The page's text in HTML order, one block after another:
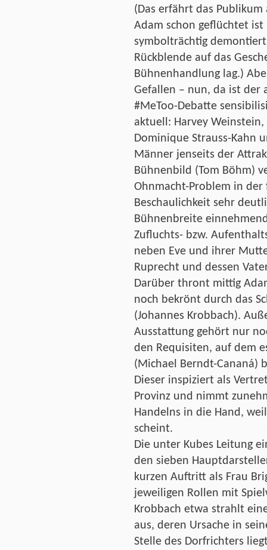
(Das erfährt das Publikum
Adam schon geflüchtet
symbolträchtig
Rückblende auf das
Bühnenhandlung lag.)
Gefallen – nun, da ist der
#MeToo-Debatte
aktuell: Harvey
Dominique Strauss-Kahn
Männer jenseits der
Bühnenbild (Tom Böhm)
Ohnmacht-Problem in
Beschaulichkeit sehr
Bühnenbreite
Zufluchts- bzw.
neben Eve und ihrer
Ruprecht und dessen
Darüber thront mittig
noch bekrönt durch das
(Johannes Krobbach).
Ausstattung gehört nur
den Requisiten, auf dem
(Michael Berndt-Cananá)
Dieser inspiziert als
Provinz und nimmt
Handelns in die Hand,
scheint.
Die unter Kubes Leitung
den sieben
kurzen Auftritt als Frau
jeweiligen Rollen mit
Krobbach etwa strahlt
aus, deren Ursache in
Stelle des Dorfrichters